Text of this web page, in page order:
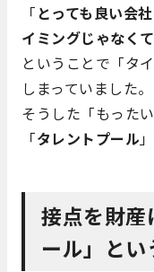
「 とっても良い会
イミングじゃなく
ということで「タ
しまっていました。
そうした「もった
「タレントプール
接点を財産
ール」と